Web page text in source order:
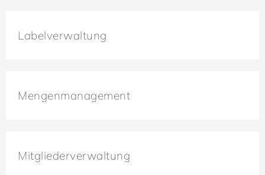
Labelverwaltung
Mengenmanagement
Mitgliederverwaltung